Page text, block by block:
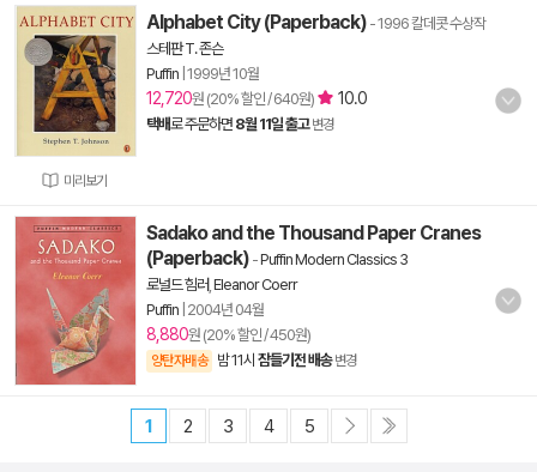
미리보기
Alphabet City (Paperback) - 1996 칼데콧 수상작
스테판 T. 존슨
Puffin 1999년 10월
12,720원 (20% 할인 / 640원) 10.0
택배로 주문하면 8월 11일 출고 변경
Sadako and the Thousand Paper Cranes
(Paperback) -Puffin Modern Classics 3
로널드 힘러 Eleanor Coerr
Puffin 2004년 04월
8,880원 (20% 할인 / 450원)
양탄자배송 밤 11시 잠들기전 배송 변경
1 2 3 4 5